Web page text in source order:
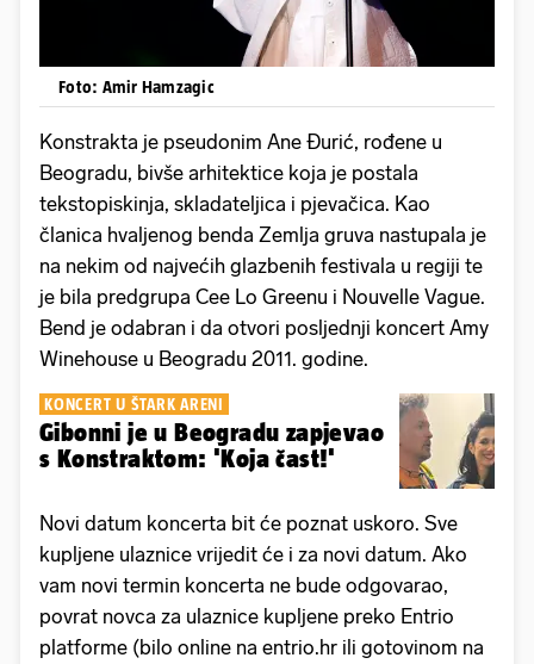
Foto: Amir Hamzagic
Konstrakta je pseudonim Ane Đurić, rođene u
Beogradu, bivše arhitektice koja je postala
tekstopiskinja, skladateljica i pjevačica. Kao
članica hvaljenog benda Zemlja gruva nastupala je
na nekim od najvećih glazbenih festivala u regiji te
je bila predgrupa Cee Lo Greenu i Nouvelle Vague.
Bend je odabran i da otvori posljednji koncert Amy
Winehouse u Beogradu 2011. godine.
KONCERT U ŠTARK ARENI
Gibonni je u Beogradu zapjevao
s Konstraktom: 'Koja čast!'
Novi datum koncerta bit će poznat uskoro. Sve
kupljene ulaznice vrijedit će i za novi datum. Ako
vam novi termin koncerta ne bude odgovarao,
povrat novca za ulaznice kupljene preko Entrio
platforme (bilo online na entrio.hr ili gotovinom na